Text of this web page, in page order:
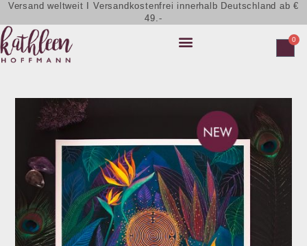
Versand weltweit I Versandkostenfrei innerhalb Deutschland ab €
49.-
0